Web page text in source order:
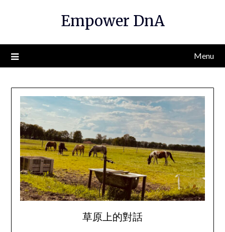
Empower DnA
Menu
草原上的對話